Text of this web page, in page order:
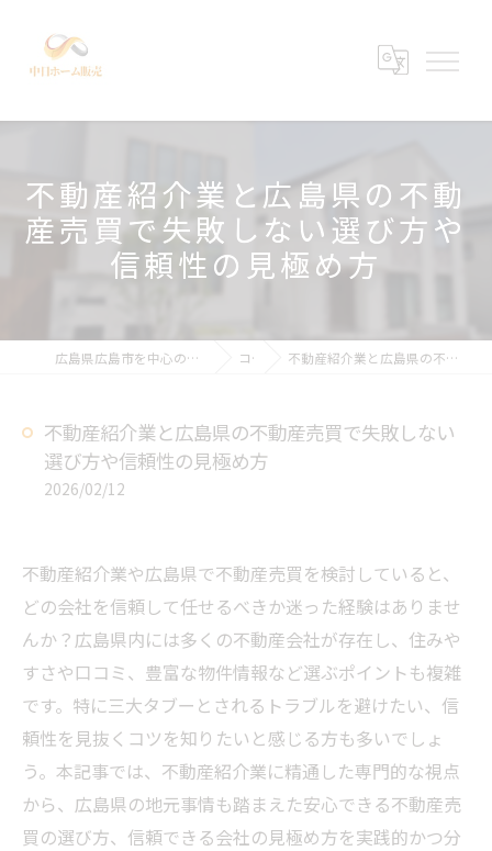
不動産紹介業と広島県の不動
産売買で失敗しない選び方や
信頼性の見極め方
広島県広島市を中心の不動産売買なら中日ホーム販売有限会社 コラム 不動産紹介業と広島県の不動産売買で失敗しない選び方や信頼性の見極め方
不動産紹介業と広島県の不動産売買で失敗しない
選び方や信頼性の見極め方
2026/02/12
不動産紹介業や広島県で不動産売買を検討していると、
どの会社を信頼して任せるべきか迷った経験はありませ
んか？広島県内には多くの不動産会社が存在し、住みや
すさや口コミ、豊富な物件情報など選ぶポイントも複雑
です。特に三大タブーとされるトラブルを避けたい、信
頼性を見抜くコツを知りたいと感じる方も多いでしょ
う。本記事では、不動産紹介業に精通した専門的な視点
から、広島県の地元事情も踏まえた安心できる不動産売
買の選び方、信頼できる会社の見極め方を実践的かつ分